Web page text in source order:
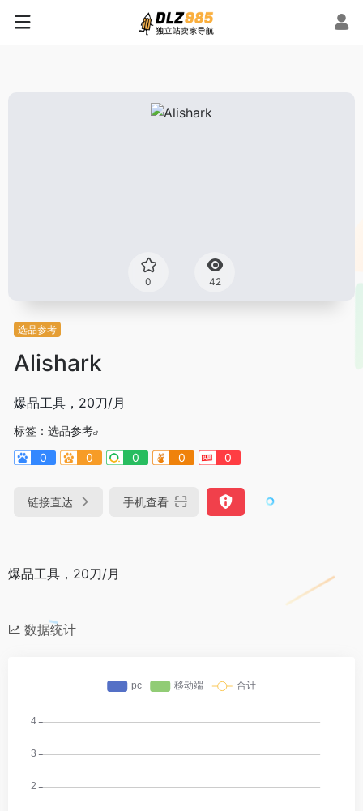
0 42
选品参考
Alishark
爆品工具，20刀/月
标签： 选品参考
0
0 0 0 0
链接直达 手机查看
爆品工具，20刀/月
数据统计